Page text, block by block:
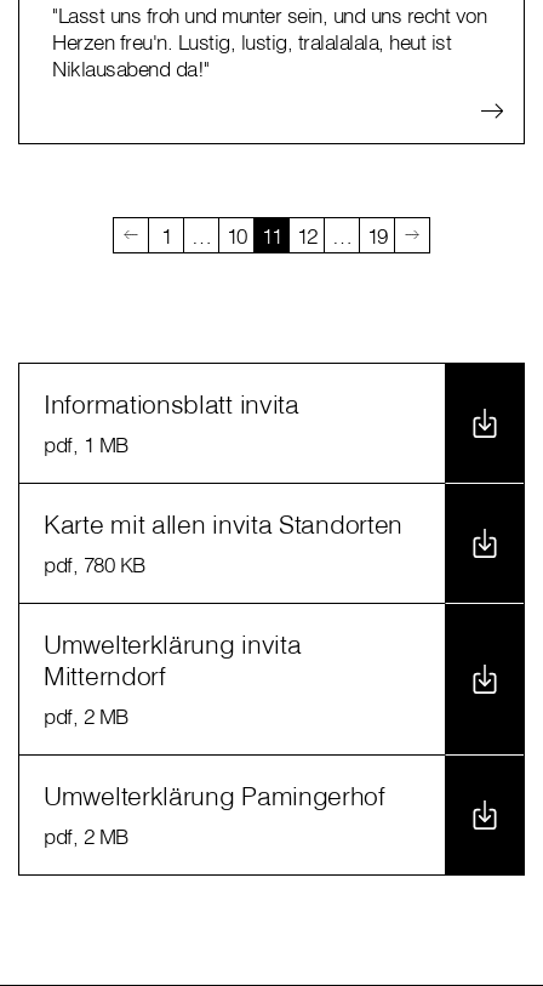
"Lasst uns froh und munter sein, und uns recht von
Herzen freu'n. Lustig, lustig, tralalalala, heut ist
Niklausabend da!"
1 10 11 12 19
Informationsblatt invita
pdf, 1 MB
Karte mit allen invita Standorten
pdf, 780 KB
Umwelterklärung invita
Mitterndorf
pdf, 2 MB
Umwelterklärung Pamingerhof
pdf, 2 MB